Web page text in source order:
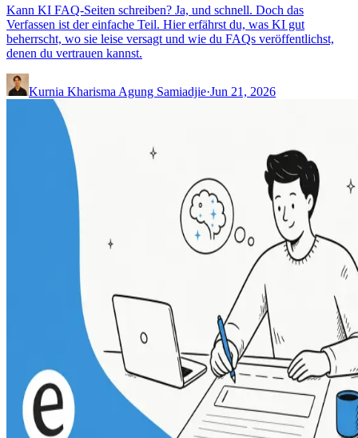
Kann KI FAQ-Seiten schreiben? Ja, und schnell. Doch das
Verfassen ist der einfache Teil. Hier erfährst du, was KI gut
beherrscht, wo sie leise versagt und wie du FAQs veröffentlichst,
denen du vertrauen kannst.
Kurnia Kharisma Agung Samiadjie·Jun 21, 2026